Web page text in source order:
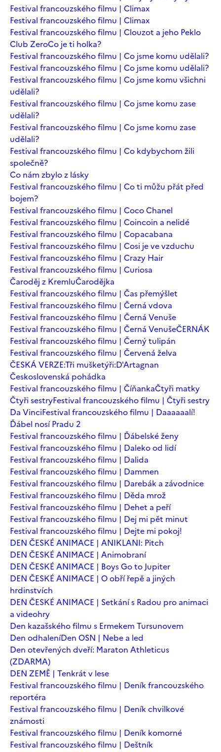
Festival francouzského filmu | Climax
Festival francouzského filmu | Climax
Festival francouzského filmu | Clouzot a jeho Peklo
Club ZeroCo je ti holka?
Festival francouzského filmu | Co jsme komu udělali?
Festival francouzského filmu | Co jsme komu udělali?
Festival francouzského filmu | Co jsme komu všichni
udělali?
Festival francouzského filmu | Co jsme komu zase
udělali?
Festival francouzského filmu | Co jsme komu zase
udělali?
Festival francouzského filmu | Co kdybychom žili
společně?
Co nám zbylo z lásky
Festival francouzského filmu | Co ti můžu přát před
bojem?
Festival francouzského filmu | Coco Chanel
Festival francouzského filmu | Coincoin a nelidé
Festival francouzského filmu | Copacabana
Festival francouzského filmu | Cosi je ve vzduchu
Festival francouzského filmu | Crazy Hair
Festival francouzského filmu | Curiosa
Čaroděj z KremluČarodějka
Festival francouzského filmu | Čas přemýšlet
Festival francouzského filmu | Černá vdova
Festival francouzského filmu | Černá Venuše
Festival francouzského filmu | Černá VenušeČERNÁK
Festival francouzského filmu | Černý tulipán
Festival francouzského filmu | Červená želva
ČESKÁ VERZE:Tři mušketýři:D'Artagnan
Československá pohádka
Festival francouzského filmu | ČíňankaČtyři matky
Čtyři sestryFestival francouzského filmu | Čtyři sestry
Da VinciFestival francouzského filmu | Daaaaaalí!
Ďábel nosí Pradu 2
Festival francouzského filmu | Ďábelské ženy
Festival francouzského filmu | Daleko od lidí
Festival francouzského filmu | Dalida
Festival francouzského filmu | Dammen
Festival francouzského filmu | Darebák a závodnice
Festival francouzského filmu | Děda mrož
Festival francouzského filmu | Dehet a peří
Festival francouzského filmu | Dej mi pět minut
Festival francouzského filmu | Dejte mi pokoj!
DEN ČESKÉ ANIMACE | ANIKLANI: Pitch
DEN ČESKÉ ANIMACE | Animobraní
DEN ČESKÉ ANIMACE | Boys Go to Jupiter
DEN ČESKÉ ANIMACE | O obří řepě a jiných
hrdinstvích
DEN ČESKÉ ANIMACE | Setkání s Radou pro animaci
a videohry
Den kazašského filmu s Ermekem Tursunovem
Den odhaleníDen OSN | Nebe a led
Den otevřených dveří: Maraton Athleticus
(ZDARMA)
DEN ZEMĚ | Tenkrát v lese
Festival francouzského filmu | Deník francouzského
reportéra
Festival francouzského filmu | Deník chvilkové
známosti
Festival francouzského filmu | Deník komorné
Festival francouzského filmu | Deštník